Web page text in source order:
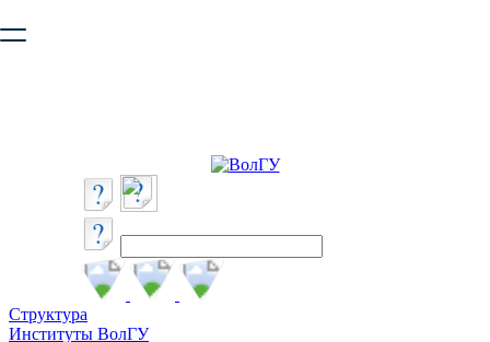
безопасную работу с сайтом. Пожалуйста
Структура
Институты ВолГУ